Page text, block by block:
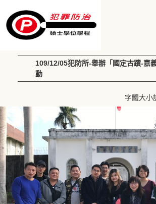
109/12/05犯防所-舉辦「國定古蹟-嘉
動
字體大小